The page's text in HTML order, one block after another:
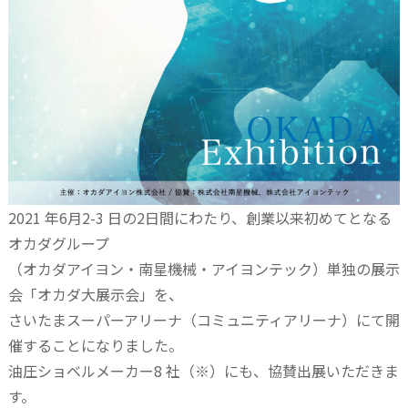
2021 年6月2-3 日の2日間にわたり、創業以来初めてとなる
オカダグループ
（オカダアイヨン・南星機械・アイヨンテック）単独の展示
会「オカダ大展示会」を、
さいたまスーパーアリーナ（コミュニティアリーナ）にて開
催することになりました。
油圧ショベルメーカー8 社（※）にも、協賛出展いただきま
す。